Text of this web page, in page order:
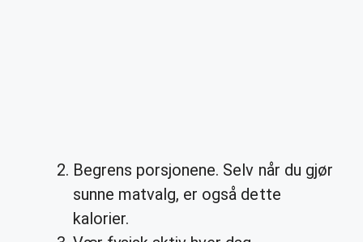
Begrens porsjonene. Selv når du gjør
sunne matvalg, er også dette
kalorier.